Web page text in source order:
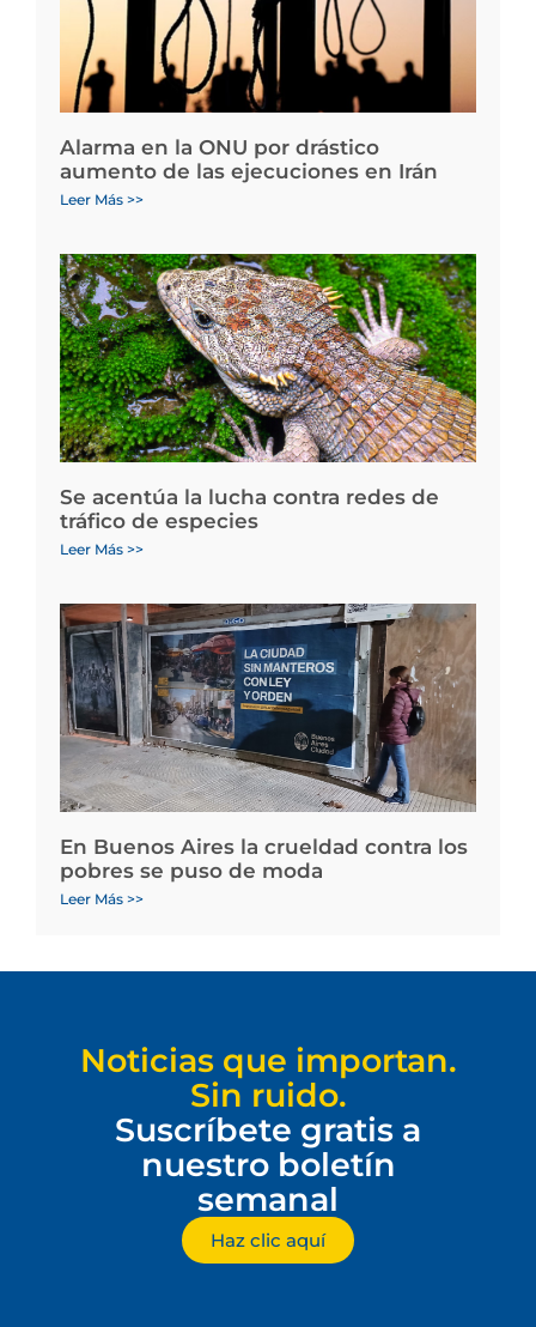
Alarma en la ONU por drástico
aumento de las ejecuciones en Irán
Leer Más >>
Se acentúa la lucha contra redes de
tráfico de especies
Leer Más >>
En Buenos Aires la crueldad contra los
pobres se puso de moda
Leer Más >>
Noticias que importan.
Sin ruido.
Suscríbete gratis a
nuestro boletín
semanal
Haz clic aquí